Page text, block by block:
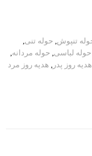
تنپوش, حوله تنی,
حوله لباسی, حوله مردانه,
هدیه روز پدر , هدیه روز مرد